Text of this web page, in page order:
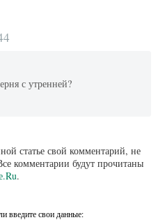
с утренней?
статье свой комментарий, не
комментарии будут прочитаны
.
введите свои данные: